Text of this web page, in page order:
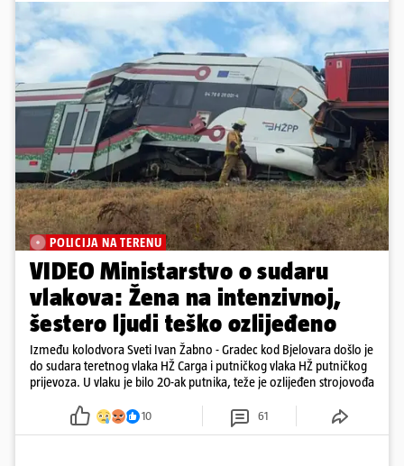
POLICIJA NA TERENU
VIDEO Ministarstvo o sudaru
vlakova: Žena na intenzivnoj,
šestero ljudi teško ozlijeđeno
Između kolodvora Sveti Ivan Žabno - Gradec kod Bjelovara došlo je
do sudara teretnog vlaka HŽ Carga i putničkog vlaka HŽ putničkog
prijevoza. U vlaku je bilo 20-ak putnika, teže je ozlijeđen strojovođa
10 61